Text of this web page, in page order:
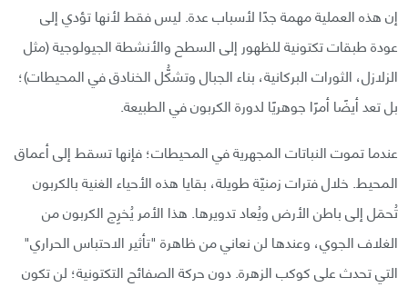
إن هذه العملية مهمة جدًا لأسباب عدة. ليس فقط لأنها تؤدي إلى
عودة طبقات تكتونية للظهور إلى السطح والأنشطة الجيولوجية (مثل
الزلازل، الثورات البركانية، بناء الجبال وتشكُّل الخنادق في المحيطات)؛
بل تعد أيضًا أمرًا جوهريًا لدورة الكربون في الطبيعة.
عندما تموت النباتات المجهرية في المحيطات؛ فإنها تسقط إلى أعماق
المحيط. خلال فترات زمنيّة طويلة، بقايا هذه الأحياء الغنية بالكربون
تُحمَل إلى باطن الأرض ويُعاد تدويرها. هذا الأمر يُخرِج الكربون من
الغلاف الجوي، وعندها لن نعاني من ظاهرة "تأثير الاحتباس الحراري"
التي تحدث على كوكب الزهرة. دون حركة الصفائح التكتونية؛ لن تكون